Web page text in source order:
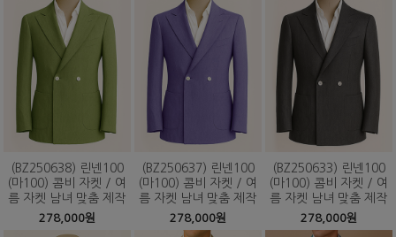
(BZ250638) 린넨100
(마100) 콤비 자켓 / 여
름 자켓 남녀 맞춤 제작
278,000원
(BZ250637) 린넨100
(마100) 콤비 자켓 / 여
름 자켓 남녀 맞춤 제작
278,000원
(BZ250633) 린넨100
(마100) 콤비 자켓 / 여
름 자켓 남녀 맞춤 제작
278,000원